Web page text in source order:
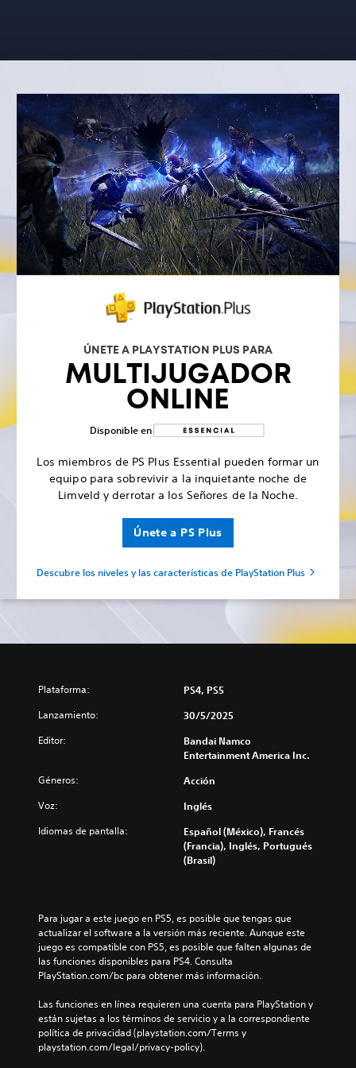
ÚNETE A PLAYSTATION PLUS PARA
MULTIJUGADOR
ONLINE
Disponible en
Los miembros de PS Plus Essential pueden formar un
equipo para sobrevivir a la inquietante noche de
Limveld y derrotar a los Señores de la Noche.
Únete a PS Plus
Descubre los niveles y las características de PlayStation Plus
Plataforma: PS4, PS5
Lanzamiento: 30/5/2025
Editor:
Bandai Namco
Entertainment America Inc.
Géneros: Acción
Voz: Inglés
Idiomas de pantalla:
Español (México), Francés
(Francia), Inglés, Portugués
(Brasil)
Para jugar a este juego en PS5, es posible que tengas que
actualizar el software a la versión más reciente. Aunque este
juego es compatible con PS5, es posible que falten algunas de
las funciones disponibles para PS4. Consulta
PlayStation.com/bc para obtener más información.
Las funciones en línea requieren una cuenta para PlayStation y
están sujetas a los términos de servicio y a la correspondiente
política de privacidad (playstation.com/Terms y
playstation.com/legal/privacy-policy).